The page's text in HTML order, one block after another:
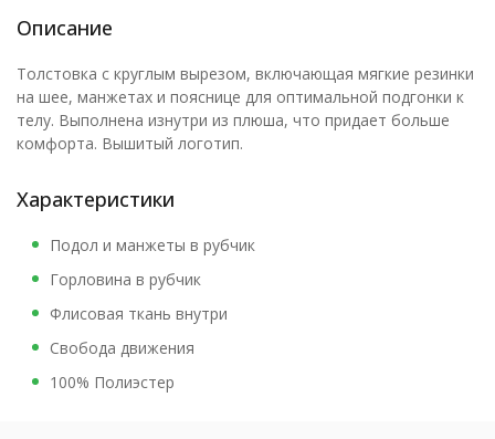
Описание
Толстовка с круглым вырезом, включающая мягкие резинки
на шее, манжетах и пояснице для оптимальной подгонки к
телу. Выполнена изнутри из плюша, что придает больше
комфорта. Вышитый логотип.
Характеристики
Подол и манжеты в рубчик
Горловина в рубчик
Флисовая ткань внутри
Свобода движения
100% Полиэстер